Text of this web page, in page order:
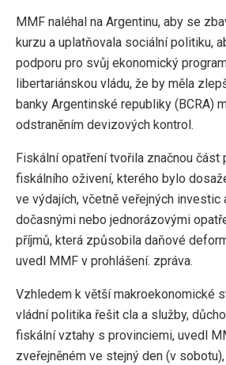
MMF naléhal na Argentinu, aby se
kurzu a uplatňovala sociální politiku,
podporu pro svůj ekonomický
libertariánskou vládu, že by měla
banky Argentinské republiky (BCRA)
odstraněním devizových kontrol.
Fiskální opatření tvořila značnou část
fiskálního oživení, kterého bylo
ve výdajích, včetně veřejných investic
dočasnými nebo jednorázovými
příjmů, která způsobila daňové
uvedl MMF v prohlášení. zpráva.
Vzhledem k větší makroekonomické
vládní politika řešit cla a služby,
fiskální vztahy s provinciemi, uvedl
zveřejněném ve stejný den (v